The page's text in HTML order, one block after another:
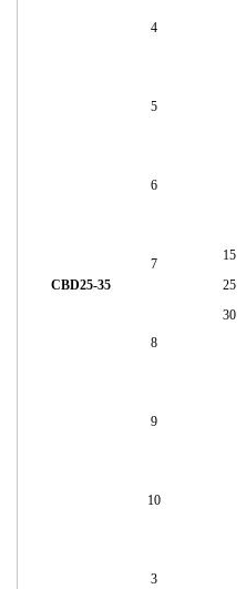
CBD25-35
15
25
30
4
5
6
7
8
9
10
3